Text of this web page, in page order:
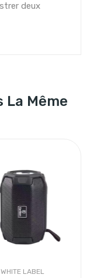
deux
La Même
WHITE LABEL